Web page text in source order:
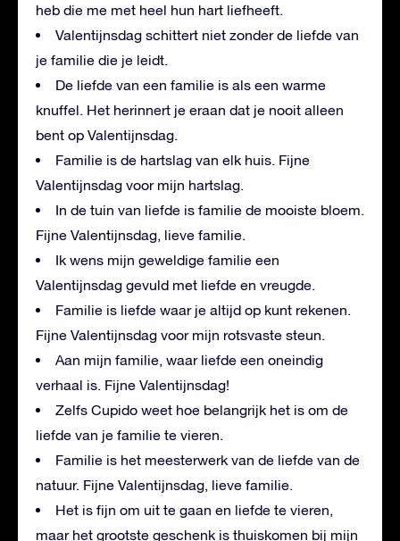
heb die me met heel hun hart liefheeft.
Valentijnsdag schittert niet zonder de liefde van
je familie die je leidt.
De liefde van een familie is als een warme
knuffel. Het herinnert je eraan dat je nooit alleen
bent op Valentijnsdag.
Familie is de hartslag van elk huis. Fijne
Valentijnsdag voor mijn hartslag.
In de tuin van liefde is familie de mooiste bloem.
Fijne Valentijnsdag, lieve familie.
Ik wens mijn geweldige familie een
Valentijnsdag gevuld met liefde en vreugde.
Familie is liefde waar je altijd op kunt rekenen.
Fijne Valentijnsdag voor mijn rotsvaste steun.
Aan mijn familie, waar liefde een oneindig
verhaal is. Fijne Valentijnsdag!
Zelfs Cupido weet hoe belangrijk het is om de
liefde van je familie te vieren.
Familie is het meesterwerk van de liefde van de
natuur. Fijne Valentijnsdag, lieve familie.
Het is fijn om uit te gaan en liefde te vieren,
maar het grootste geschenk is thuiskomen bij mijn